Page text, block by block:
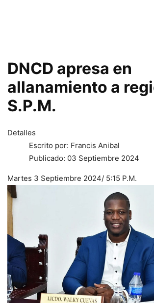
DNCD apresa en
allanamiento a
S.P.M.
Detalles
Escrito por: Francis Anibal
Publicado: 03 Septiembre 2024
Martes 3 Septiembre 2024/ 5:15 P.M.